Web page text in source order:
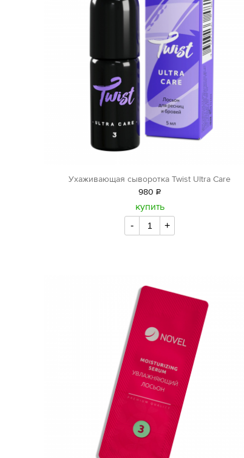
Ухаживающая сыворотка Twist Ultra Care
980 Р
уб.
купить
- +